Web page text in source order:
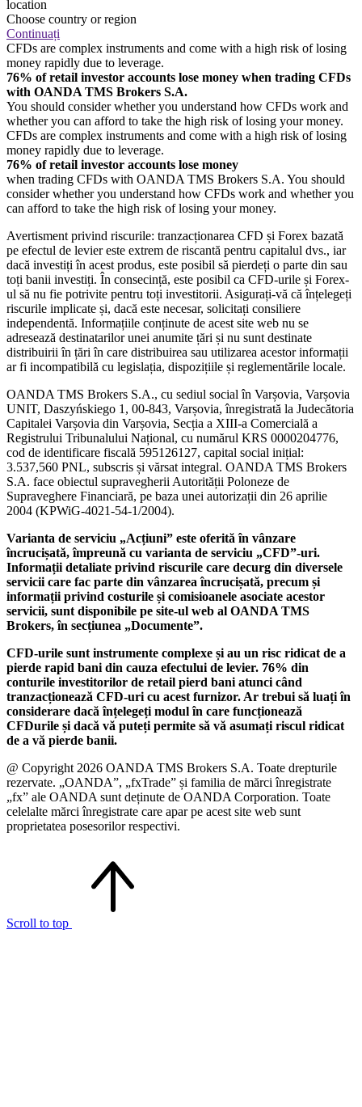
location
Choose country or region
Continuați
CFDs are complex instruments and come with a high risk of losing
money rapidly due to leverage.
76% of retail investor accounts lose money when trading CFDs
with OANDA TMS Brokers S.A.
You should consider whether you understand how CFDs work and
whether you can afford to take the high risk of losing your money.
CFDs are complex instruments and come with a high risk of losing
money rapidly due to leverage.
76% of retail investor accounts lose money
when trading CFDs with OANDA TMS Brokers S.A. You should
consider whether you understand how CFDs work and whether you
can afford to take the high risk of losing your money.
Avertisment privind riscurile: tranzacționarea CFD și Forex bazată
pe efectul de levier este extrem de riscantă pentru capitalul dvs., iar
dacă investiți în acest produs, este posibil să pierdeți o parte din sau
toți banii investiți. În consecință, este posibil ca CFD-urile și Forex-
ul să nu fie potrivite pentru toți investitorii. Asigurați-vă că înțelegeți
riscurile implicate și, dacă este necesar, solicitați consiliere
independentă. Informațiile conținute de acest site web nu se
adresează destinatarilor unei anumite țări și nu sunt destinate
distribuirii în țări în care distribuirea sau utilizarea acestor informații
ar fi incompatibilă cu legislația, dispozițiile și reglementările locale.
OANDA TMS Brokers S.A., cu sediul social în Varșovia, Varșovia
UNIT, Daszyńskiego 1, 00-843, Varșovia, înregistrată la Judecătoria
Capitalei Varșovia din Varșovia, Secția a XIII-a Comercială a
Registrului Tribunalului Național, cu numărul KRS 0000204776,
cod de identificare fiscală 595126127, capital social inițial:
3.537,560 PNL, subscris și vărsat integral. OANDA TMS Brokers
S.A. face obiectul supravegherii Autorității Poloneze de
Supraveghere Financiară, pe baza unei autorizații din 26 aprilie
2004 (KPWiG-4021-54-1/2004).
Varianta de serviciu „Acțiuni” este oferită în vânzare
încrucișată, împreună cu varianta de serviciu „CFD”-uri.
Informații detaliate privind riscurile care decurg din diversele
servicii care fac parte din vânzarea încrucișată, precum și
informații privind costurile și comisioanele asociate acestor
servicii, sunt disponibile pe site-ul web al OANDA TMS
Brokers, în secțiunea „Documente”.
CFD-urile sunt instrumente complexe și au un risc ridicat de a
pierde rapid bani din cauza efectului de levier. 76% din
conturile investitorilor de retail pierd bani atunci când
tranzacționează CFD-uri cu acest furnizor. Ar trebui să luați în
considerare dacă înțelegeți modul în care funcționează
CFDurile și dacă vă puteți permite să vă asumați riscul ridicat
de a vă pierde banii.
@ Copyright 2026 OANDA TMS Brokers S.A. Toate drepturile
rezervate. „OANDA”, „fxTrade” și familia de mărci înregistrate
„fx” ale OANDA sunt deținute de OANDA Corporation. Toate
celelalte mărci înregistrate care apar pe acest site web sunt
proprietatea posesorilor respectivi.
Scroll to top